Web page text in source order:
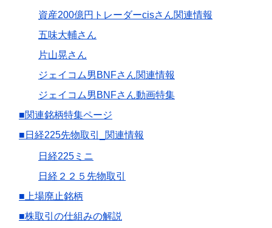
資産200億円トレーダーcisさん関連情報
五味大輔さん
片山晃さん
ジェイコム男BNFさん関連情報
ジェイコム男BNFさん動画特集
■関連銘柄特集ページ
■日経225先物取引_関連情報
日経225ミニ
日経２２５先物取引
■上場廃止銘柄
■株取引の仕組みの解説